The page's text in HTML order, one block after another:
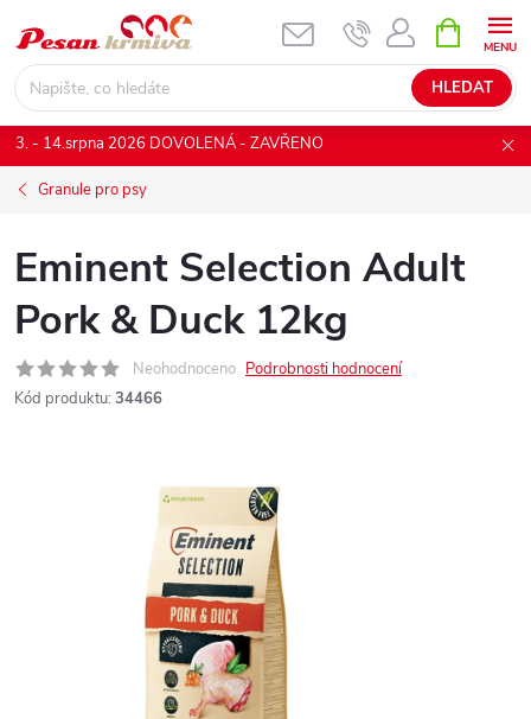
na
obsah
HLEDAT
NÁKUPNÍ
KOŠÍK
3. - 14.srpna 2026 DOVOLENÁ - ZAVŘENO
Granule pro psy
Eminent Selection Adult
Pork & Duck 12kg
Neohodnoceno Podrobnosti hodnocení
Kód produktu: 34466